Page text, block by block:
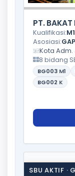
PT. BAKAT
Kualifikasi:M1
Asosiasi:
Kota
8 bidang
BG003 M1
BG002 K
SBU AKTIF ·